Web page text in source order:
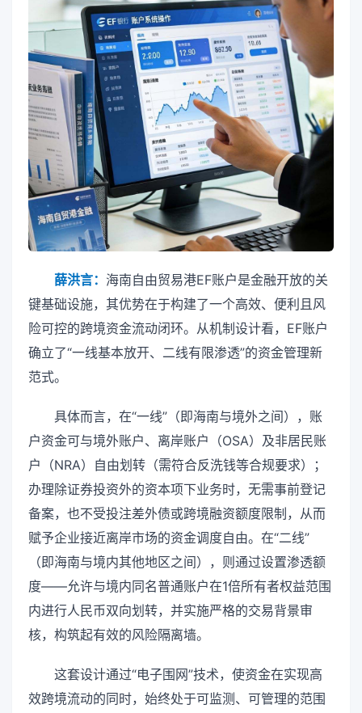
薛洪言： 海南自由贸易港EF账户是金融开放的关
键基础设施，其优势在于构建了一个高效、便利且风
险可控的跨境资金流动闭环。从机制设计看，EF账户
确立了“一线基本放开、二线有限渗透”的资金管理新
范式。
具体而言，在“一线”（即海南与境外之间），账
户资金可与境外账户、离岸账户（OSA）及非居民账
户（NRA）自由划转（需符合反洗钱等合规要求）；
办理除证券投资外的资本项下业务时，无需事前登记
备案，也不受投注差外债或跨境融资额度限制，从而
赋予企业接近离岸市场的资金调度自由。在“二线”
（即海南与境内其他地区之间），则通过设置渗透额
度——允许与境内同名普通账户在1倍所有者权益范围
内进行人民币双向划转，并实施严格的交易背景审
核，构筑起有效的风险隔离墙。
这套设计通过“电子围网”技术，使资金在实现高
效跨境流动的同时，始终处于可监测、可管理的范围